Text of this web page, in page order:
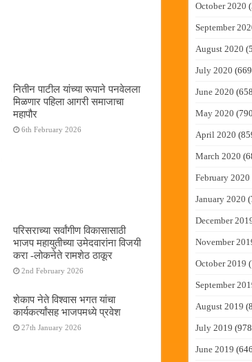
नितीन पाटील यांच्या रूपाने पनवेलला
मिळणार पहिला आगरी समाजाचा
महापौर
6th February 2026
परिसराच्या सर्वांगीण विकासासाठी
भाजप महायुतीच्या उमेदवारांना विजयी
करा -लोकनेते रामशेठ ठाकूर
2nd February 2026
शेकाप नेते विश्वास भगत यांचा
कार्यकर्त्यांसह भाजपमध्ये प्रवेश
27th January 2026
October 2020
September
August 2020
July 2020
June 2020
May 2020
April 2020
March 2020
February 2020
January 2020
December
November
October 2019
September
August 2019
July 2019
June 2019